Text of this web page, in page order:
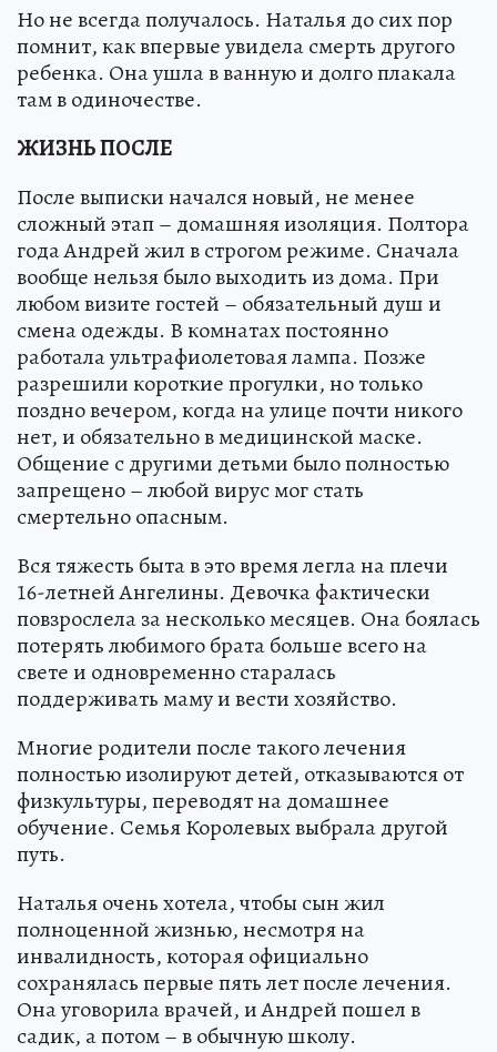
Но не всегда получалось. Наталья до сих пор
помнит, как впервые увидела смерть другого
ребенка. Она ушла в ванную и долго плакала
там в одиночестве.
ЖИЗНЬ ПОСЛЕ
После выписки начался новый, не менее
сложный этап – домашняя изоляция. Полтора
года Андрей жил в строгом режиме. Сначала
вообще нельзя было выходить из дома. При
любом визите гостей – обязательный душ и
смена одежды. В комнатах постоянно
работала ультрафиолетовая лампа. Позже
разрешили короткие прогулки, но только
поздно вечером, когда на улице почти никого
нет, и обязательно в медицинской маске.
Общение с другими детьми было полностью
запрещено – любой вирус мог стать
смертельно опасным.
Вся тяжесть быта в это время легла на плечи
16-летней Ангелины. Девочка фактически
повзрослела за несколько месяцев. Она боялась
потерять любимого брата больше всего на
свете и одновременно старалась
поддерживать маму и вести хозяйство.
Многие родители после такого лечения
полностью изолируют детей, отказываются от
физкультуры, переводят на домашнее
обучение. Семья Королевых выбрала другой
путь.
Наталья очень хотела, чтобы сын жил
полноценной жизнью, несмотря на
инвалидность, которая официально
сохранялась первые пять лет после лечения.
Она уговорила врачей, и Андрей пошел в
садик, а потом – в обычную школу.